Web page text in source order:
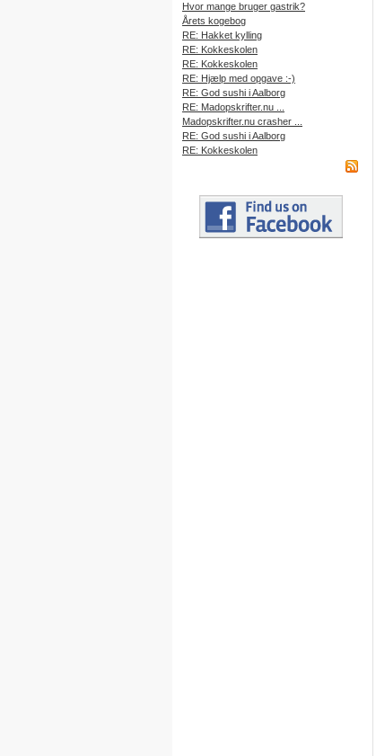
Hvor mange bruger gastrik?
Årets kogebog
RE: Hakket kylling
RE: Kokkeskolen
RE: Kokkeskolen
RE: Hjælp med opgave :-)
RE: God sushi i Aalborg
RE: Madopskrifter.nu ...
Madopskrifter.nu crasher ...
RE: God sushi i Aalborg
RE: Kokkeskolen